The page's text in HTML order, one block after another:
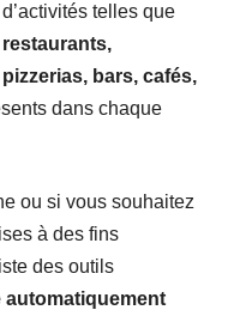
d’activités telles que
restaurants,
pizzerias, bars, cafés,
dans chaque
ou si vous souhaitez
à des fins
des outils
automatiquement